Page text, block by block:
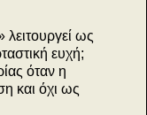
λειτουργεί ως
ευχή;
όταν η
και όχι ως